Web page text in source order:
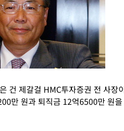
건 제갈걸 HMC투자증권 전 사장
만 원과 퇴직금 12억6500만 원